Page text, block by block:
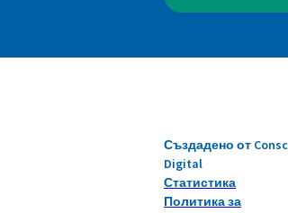
Създадено от
Digital
Статистика
Политика за